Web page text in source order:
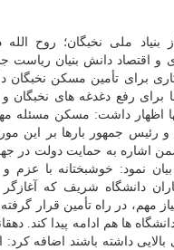
ملی نخبگان؛ روح الله
و اقتصاد دانش بنیان ریاست
برای تأمین مسکن نخبگان
رفع دغدغه های نخبگان و
اظهار داشت: مسکن مسئله
رئیس جمهور بارها بر این
ضمن اشاره به حمایت دولت در
نمود: خوشبختانه با عزم و
دانشگاه شریف که آغازگر
مهم، در راه تأمین قرار
ها هم ادامه پیدا کند.
داشته باشند اضافه